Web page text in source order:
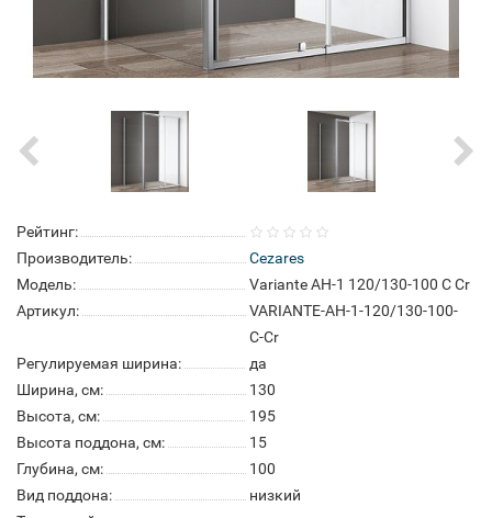
Рейтинг:
Производитель:
Cezares
Модель:
Variante AH-1 120/130-100 C Cr
Артикул:
VARIANTE-AH-1-120/130-100-
C-Cr
Регулируемая ширина:
да
Ширина, см:
130
Высота, см:
195
Высота поддона, см:
15
Глубина, см:
100
Вид поддона:
низкий